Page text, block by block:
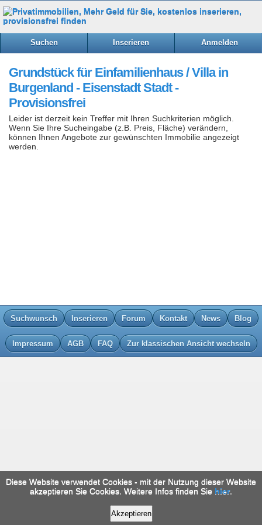
Suchen Inserieren Anmelden
Grundstück für Einfamilienhaus / Villa in
Burgenland - Eisenstadt Stadt -
Provisionsfrei
Leider ist derzeit kein Treffer mit Ihren Suchkriterien möglich.
Wenn Sie Ihre Sucheingabe (z.B. Preis, Fläche) verändern,
können Ihnen Angebote zur gewünschten Immobilie angezeigt
werden.
Suchwunsch Inserieren Forum Kontakt News Blog
Impressum AGB FAQ Zur klassischen Ansicht wechseln
Diese Website verwendet Cookies - mit der Nutzung dieser Website
akzeptieren Sie Cookies. Weitere Infos finden Sie hier.